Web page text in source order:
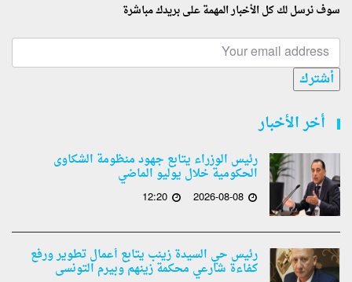
سوف نرسل لك كل الأخبار المهمة على بريدك مباشرة
أشترك
أخر الأخبار
رئيس الوزراء يتابع جهود منظومة الشكاوى
الحكومية خلال يوليو الماضي
2026-08-08
12:20
رئيس حي السيدة زينب يتابع أعمال تطوير ورفع
كفاءة شارعي محكمة زينهم وبيرم التونسى